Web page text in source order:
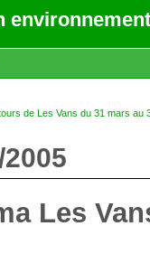
de Les Vans du 31 mars au
Les